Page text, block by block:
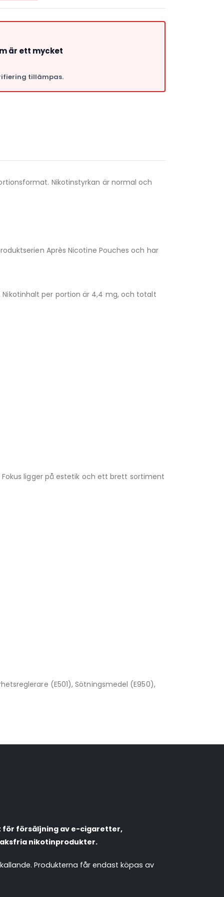
är ett mycket
tillämpas.
Nikotinstyrkan är normal och
Après Nicotine Pouches och har
per portion är 4,4 mg, och totalt
ligger på estetik och ett brett sortiment
(E501), Sötningsmedel (E950),
för försäljning av e-cigaretter,
nikotinprodukter.
Produkterna får endast köpas av
Vitsnus Leverans & frakt